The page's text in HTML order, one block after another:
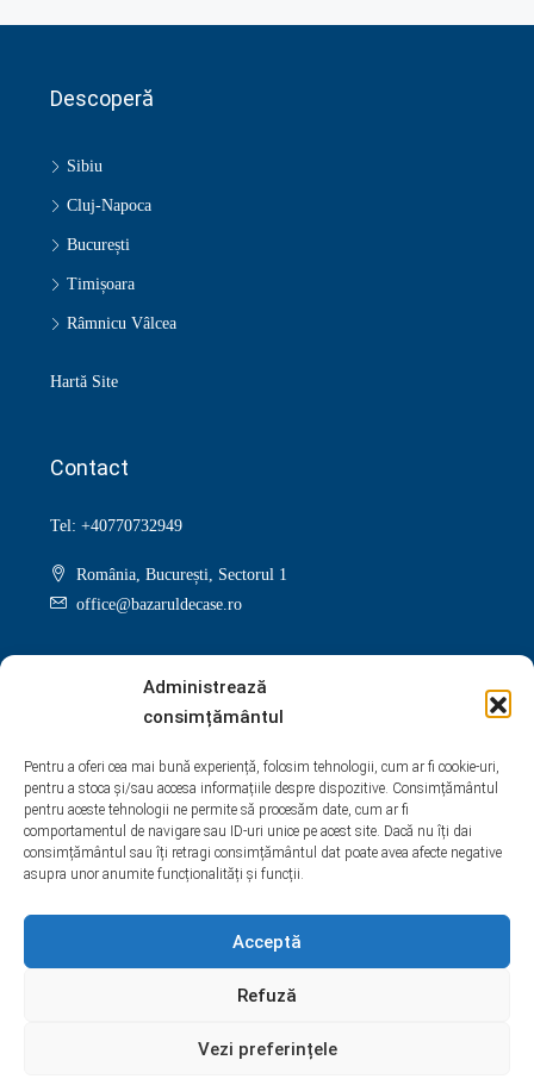
Administrează
consimțământul
Pentru a oferi cea mai bună experiență, folosim tehnologii, cum ar fi cookie-uri,
pentru a stoca și/sau accesa informațiile despre dispozitive. Consimțământul
pentru aceste tehnologii ne permite să procesăm date, cum ar fi
comportamentul de navigare sau ID-uri unice pe acest site. Dacă nu îți dai
consimțământul sau îți retragi consimțământul dat poate avea afecte negative
asupra unor anumite funcționalități și funcții.
Acceptă
Refuză
Vezi preferințele
Descoperă
Sibiu
Cluj-Napoca
București
Timișoara
Râmnicu Vâlcea
Hartă Site
Contact
Tel: +40770732949
România, București, Sectorul 1
office@bazaruldecase.ro
Facebook Instagram Linkedin
Google + Youtube Pinterest Yelp
WhatsApp